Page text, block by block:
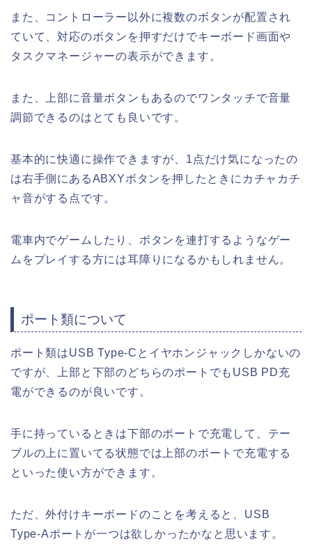
また、コントローラー以外に複数のボタンが配置され
ていて、対応のボタンを押すだけでキーボード画面や
タスクマネージャーの表示ができます。
また、上部に音量ボタンもあるのでワンタッチで音量
調節できるのはとても良いです。
基本的に快適に操作できますが、1点だけ気になったの
は右手側にあるABXYボタンを押したときにカチャカチ
ャ音がする点です。
電車内でゲームしたり、ボタンを連打するようなゲー
ムをプレイする方には耳障りになるかもしれません。
ポート類について
ポート類はUSB Type-Cとイヤホンジャックしかないの
ですが、上部と下部のどちらのポートでもUSB PD充
電ができるのが良いです。
手に持っているときは下部のポートで充電して、テー
ブルの上に置いてる状態では上部のポートで充電する
といった使い方ができます。
ただ、外付けキーボードのことを考えると、USB
Type-Aポートが一つは欲しかったかなと思います。